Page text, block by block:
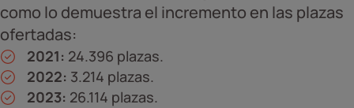
como lo demuestra el incremento en las plazas
ofertadas:
2021: 24.396 plazas.
2022: 3.214 plazas.
2023: 26.114 plazas.